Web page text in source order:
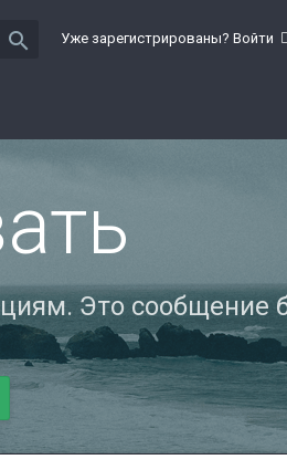
Уже зарегистрированы? Войти
search
Это сообщение